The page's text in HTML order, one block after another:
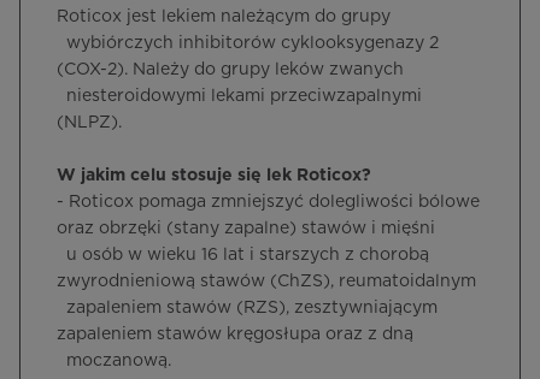
Roticox jest lekiem należącym do grupy
wybiórczych inhibitorów cyklooksygenazy 2
(COX-2). Należy do grupy leków zwanych
niesteroidowymi lekami przeciwzapalnymi
(NLPZ).
W jakim celu stosuje się lek Roticox?
- Roticox pomaga zmniejszyć dolegliwości bólowe
oraz obrzęki (stany zapalne) stawów i mięśni
u osób w wieku 16 lat i starszych z chorobą
zwyrodnieniową stawów (ChZS), reumatoidalnym
zapaleniem stawów (RZS), zesztywniającym
zapaleniem stawów kręgosłupa oraz z dną
moczanową.